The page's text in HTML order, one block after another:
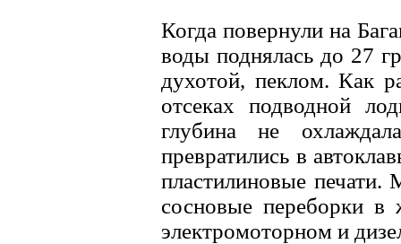
Когда повернули на
воды поднялась до 27
духотой, пеклом. Как
отсеках подводной
глубина не
превратились в
пластилиновые
сосновые переборки
электромоторном и